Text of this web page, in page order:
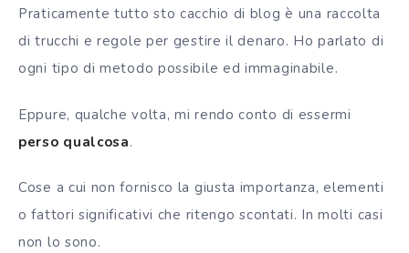
Praticamente tutto sto cacchio di blog è una raccolta
di trucchi e regole per gestire il denaro. Ho parlato di
ogni tipo di metodo possibile ed immaginabile.
Eppure, qualche volta, mi rendo conto di essermi
perso qualcosa.
Cose a cui non fornisco la giusta importanza, elementi
o fattori significativi che ritengo scontati. In molti casi
non lo sono.